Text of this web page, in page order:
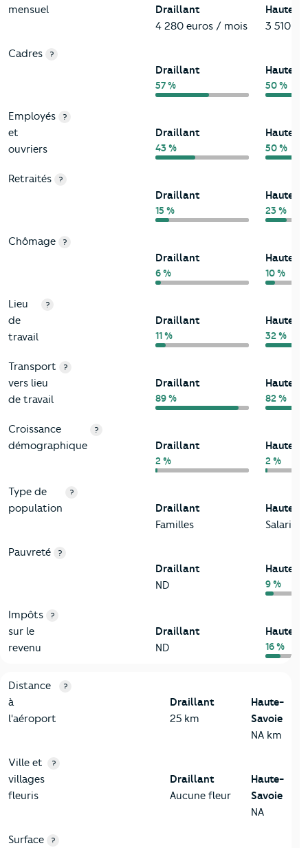
mensuel
Draillant
4 280 euros / mois
Haute-
3 510
Cadres ?
Draillant
57 %
Haute-
50 %
Employés
et
ouvriers
?
Draillant
43 %
Haute-
50 %
Retraités ?
Draillant
15 %
Haute-
23 %
Chômage ?
Draillant
6 %
Haute-
10 %
Lieu
de
travail
?
Draillant
11 %
Haute-
32 %
Transport
vers lieu
de travail
?
Draillant
89 %
Haute-
82 %
Croissance
démographique
?
Draillant
2 %
Haute-
2 %
Type de
population
?
Draillant
Familles
Haute-
Salariés
Pauvreté ?
Draillant
ND
Haute-
9 %
Impôts
sur le
revenu
?
Draillant
ND
Haute-
16 %
3-Environnement
Critères Draillant
Distance
à
l'aéroport
?
Draillant
25 km
Haute-
Savoie
NA km
Ville et
villages
fleuris
?
Draillant
Aucune fleur
Haute-
Savoie
NA
Surface ?